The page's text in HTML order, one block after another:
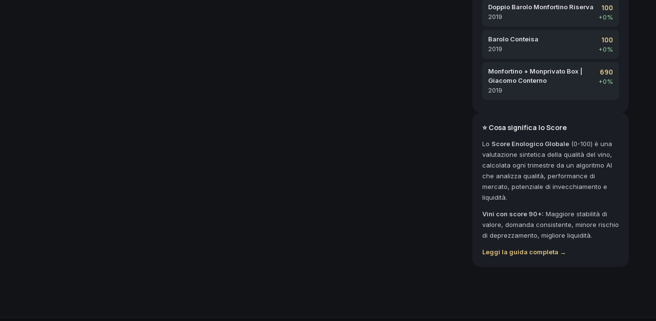
Doppio Barolo Monfortino Riserva
2019
100
+0%
Barolo Conteisa
2019
100
+0%
Monfortino + Monprivato Box |
Giacomo Conterno
2019
690
+0%
⭐ Cosa significa lo Score
Lo Score Enologico Globale (0-100) è una
valutazione sintetica della qualità del vino,
calcolata ogni trimestre da un algoritmo AI
che analizza qualità, performance di
mercato, potenziale di invecchiamento e
liquidità.
Vini con score 90+: Maggiore stabilità di
valore, domanda consistente, minore rischio
di deprezzamento, migliore liquidità.
Leggi la guida completa →